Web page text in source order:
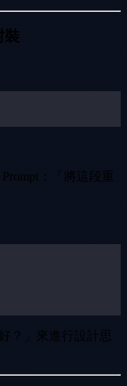
裝
：「將這段重
？」來進行設計思